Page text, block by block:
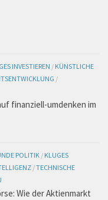
INVESTIEREN / KÜNSTLICHE
/
finanziell-umdenken im
POLITIK / KLUGES
/TECHNISCHE
Wie der Aktienmarkt